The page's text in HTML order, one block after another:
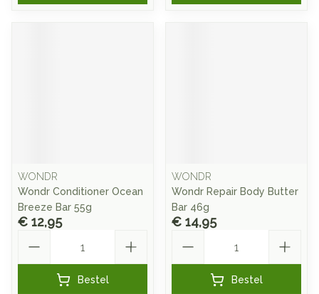
WONDR
Wondr Conditioner Ocean
Breeze Bar 55g
€ 12,95
Bestel
WONDR
Wondr Repair Body Butter
Bar 46g
€ 14,95
Bestel